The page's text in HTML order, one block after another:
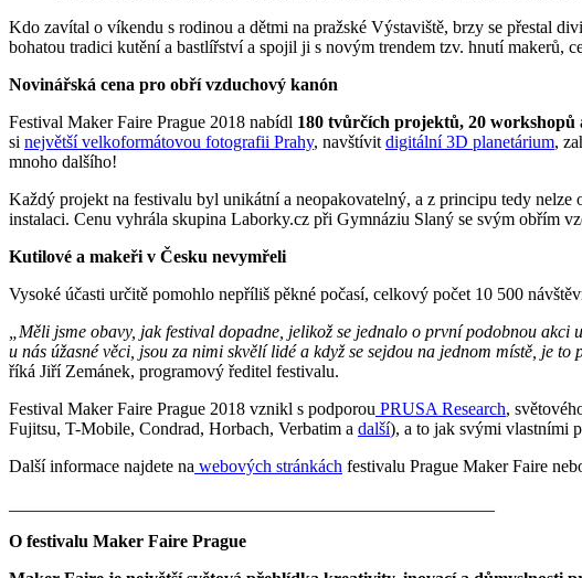
Kdo zavítal o víkendu s rodinou a dětmi na pražské Výstaviště, brzy se přestal
bohatou tradici kutění a bastlířství a spojil ji s novým trendem tzv. hnutí
Novinářská cena pro obří vzduchový kanón
Festival Maker Faire Prague 2018 nabídl 180 tvůrčích projektů, 20 workshopů
si největší velkoformátovou fotografii Prahy, navštívit digitální 3D planetárium,
mnoho dalšího!
Každý projekt na festivalu byl unikátní a neopakovatelný, a z principu tedy
instalaci. Cenu vyhrála skupina Laborky.cz při Gymnáziu Slaný se svým obřím
Kutilové a makeři v Česku nevymřeli
Vysoké účasti určitě pomohlo nepříliš pěkné počasí, celkový počet 10 500
Měli jsme obavy, jak festival dopadne, jelikož se jednalo o první podobnou
u nás úžasné věci, jsou za nimi skvělí lidé a když se sejdou na jednom místě, je
říká Jiří Zemánek, programový ředitel festivalu.
Festival Maker Faire Prague 2018 vznikl s podporou PRUSA Research,
Fujitsu, T-Mobile, Condrad, Horbach, Verbatim a další), a to jak svými vlastními
Další informace najdete na webových stránkách festivalu Prague Maker Faire
O festivalu Maker Faire Prague